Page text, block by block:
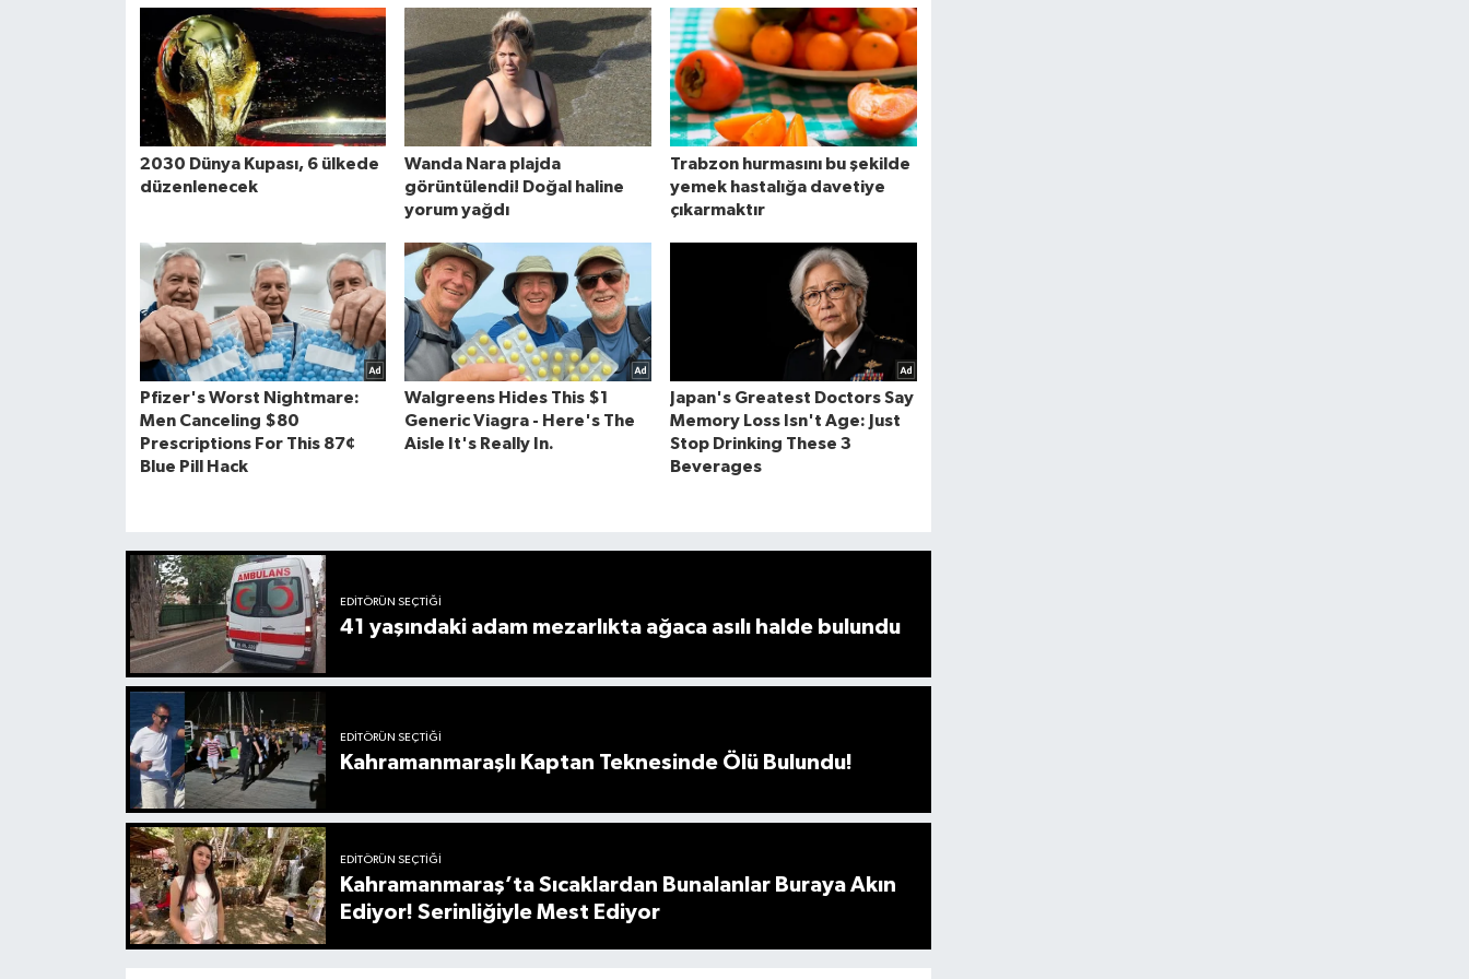
EDITÖRÜN SEÇTIĞI
41 yaşındaki adam mezarlıkta ağaca asılı halde bulundu
EDITÖRÜN SEÇTIĞI
Kahramanmaraşlı Kaptan Teknesinde Ölü Bulundu!
EDITÖRÜN SEÇTIĞI
Kahramanmaraş’ta Sıcaklardan Bunalanlar Buraya Akın
Ediyor! Serinliğiyle Mest Ediyor